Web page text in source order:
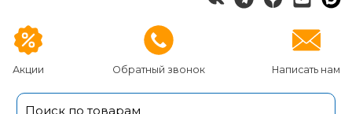
Акции Обратный звонок Написать нам